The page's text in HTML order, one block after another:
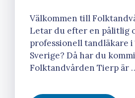
Välkommen till
Letar du efter en pålitlig
professionell tandläkare i
Sverige? Då har du
Folktandvården Tierp är